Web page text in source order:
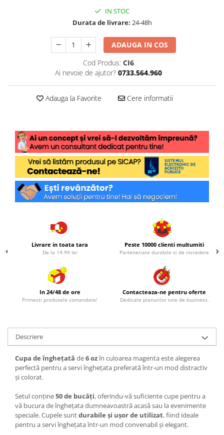
IN STOC
Durata de livrare: 24-48h
ADAUGA IN COS
Cod Produs: CI6
Ai nevoie de ajutor? 0733.564.960
Adauga la Favorite Cere informatii
Livrare in toata tara
De la 14.99 lei
Peste 10000 clienti multumiti
Parteneriate durabile si de incredere
In 24/48 de ore
Primesti produsele comandate!
Contacteaza-ne pentru oferte
Dedicate planurilor tale de business.
Descriere
Cupa de înghețată de6 ozîn culoarea magenta este alegerea
perfectă pentru a servi înghețata preferată într-un mod distractiv
și colorat.
Setul conține50 de bucăți, oferindu-vă suficiente cupe pentru a
vă bucura de înghețata dumneavoastră acasă sau la evenimente
speciale. Cupele suntdurabile și ușor de utilizat, fiind ideale
pentru a servi înghețata într-un mod convenabil și elegant.